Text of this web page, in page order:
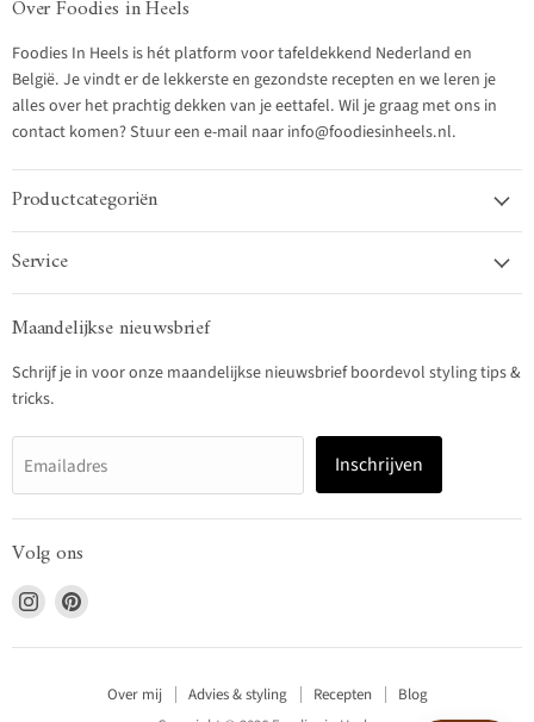
Over Foodies in Heels
Foodies In Heels is hét platform voor tafeldekkend Nederland en
België. Je vindt er de lekkerste en gezondste recepten en we leren je
alles over het prachtig dekken van je eettafel. Wil je graag met ons in
contact komen? Stuur een e-mail naar info@foodiesinheels.nl.
Productcategoriën
Service
Maandelijkse nieuwsbrief
Schrijf je in voor onze maandelijkse nieuwsbrief boordevol styling tips &
tricks.
Emailadres Inschrijven
Volg ons
Vind
ons
op
Vind
op
Over mij Advies & styling Recepten
Blog